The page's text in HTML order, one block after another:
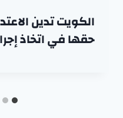
الكويت تدين
حقها في اتخاذ